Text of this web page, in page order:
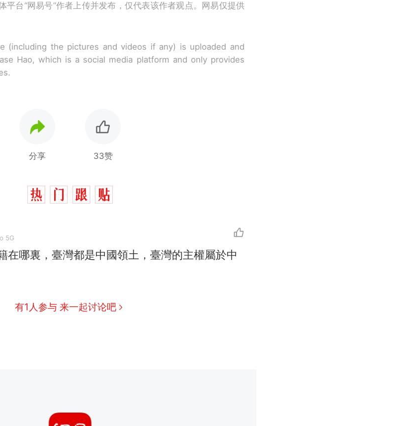
平台“网易号”作者上传并发布，仅代表该作者观点。网易仅提供
(including the pictures and videos if any) is uploaded and
Hao, which is a social media platform and only provides
分享 33赞
5G
在哪裏，臺灣都是中國領土，臺灣的主權屬於中
有1人参与 来一起讨论吧